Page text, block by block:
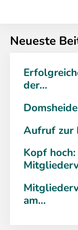
Neueste
der…
Aufruf zur
Kopf
am…